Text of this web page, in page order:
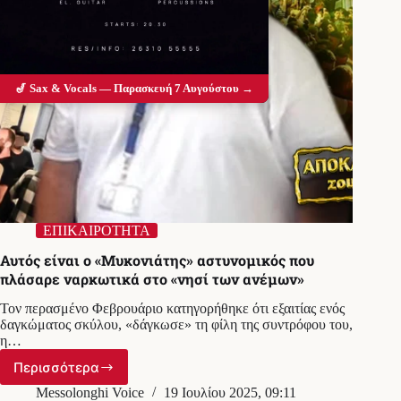
ΕΠΙΚΑΙΡΟΤΗΤΑ
Αυτός είναι ο «Μυκονιάτης» αστυνομικός που
πλάσαρε ναρκωτικά στο «νησί των ανέμων»
Τον περασμένο Φεβρουάριο κατηγορήθηκε ότι εξαιτίας ενός
δαγκώματος σκύλου, «δάγκωσε» τη φίλη της συντρόφου του,
η…
Περισσότερα
Αυτός
είναι
Messolonghi Voice 19 Ιουλίου 2025, 09:11
🎷 Sax & Vocals — Παρασκευή 7 Αυγούστου →